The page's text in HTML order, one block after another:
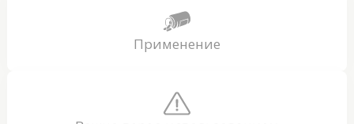
Применение